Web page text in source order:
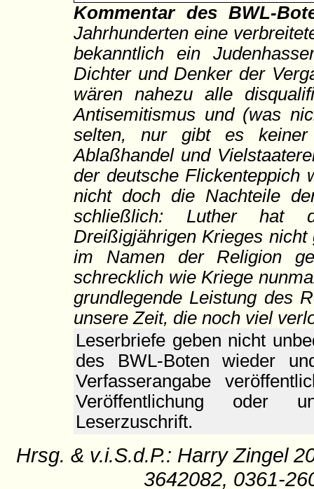
Kommentar des BWL-
Jahrhunderten eine
bekanntlich ein
Dichter und Denker der
wären nahezu alle
Antisemitismus und (was
selten, nur gibt es
Ablaßhandel und
der deutsche Flickenteppich
nicht doch die Nachteile
schließlich: Luther hat
Dreißigjährigen Krieges
im Namen der Religion
schrecklich wie Kriege
grundlegende Leistung des
unsere Zeit, die noch viel
Leserbriefe geben nicht
des BWL-Boten wieder
Verfasserangabe
Veröffentlichung oder
Leserzuschrift.
Hrsg. & v.i.S.d.P.: Harry Zingel
3642082, 0361-